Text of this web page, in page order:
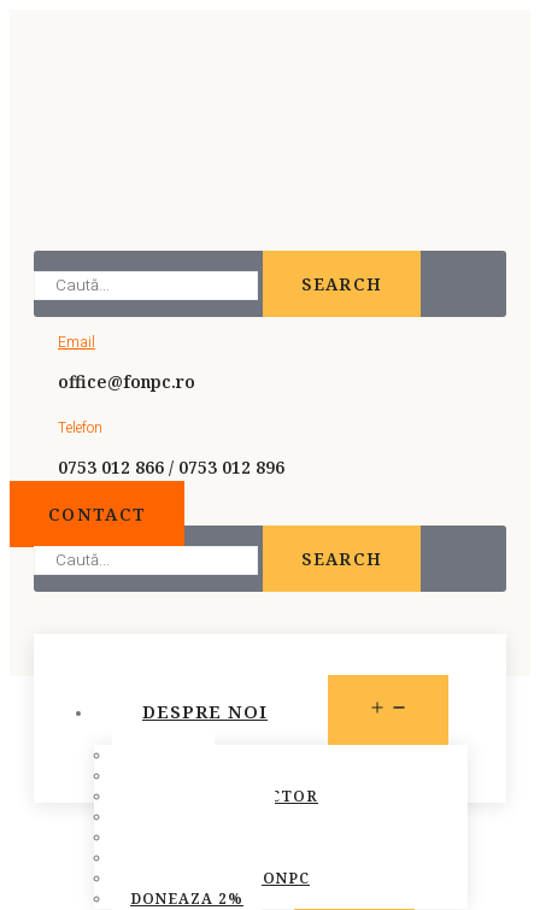
SEARCH
Email
office@fonpc.ro
Telefon
0753 012 866 / 0753 012 896
CONTACT
SEARCH
DESPRE NOI
CONSILIUL DIRECTOR
RAPOARTELE FONPC
DONEAZA 2%